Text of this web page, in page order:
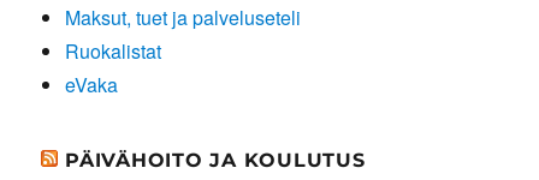
Maksut, tuet ja palveluseteli
Ruokalistat
eVaka
PÄIVÄHOITO JA KOULUTUS